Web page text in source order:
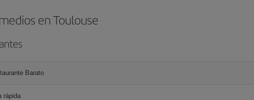
en Toulouse
Barato
rápida